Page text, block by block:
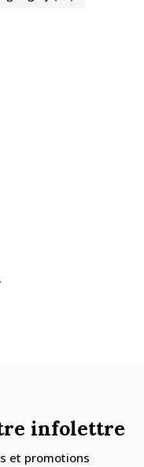
infolettre
et promotions